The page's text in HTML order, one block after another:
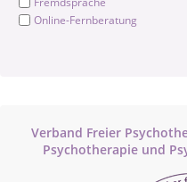
Online-Fernberatung
Verband Freier
Psychotherapie und